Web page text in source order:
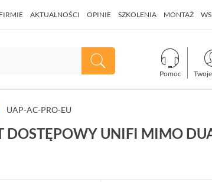
AKTUALNOŚCI OPINIE SZKOLENIA MONTAŻ
Pomoc
UAP-AC-PRO-EU
DOSTĘPOWY UNIFI MIMO